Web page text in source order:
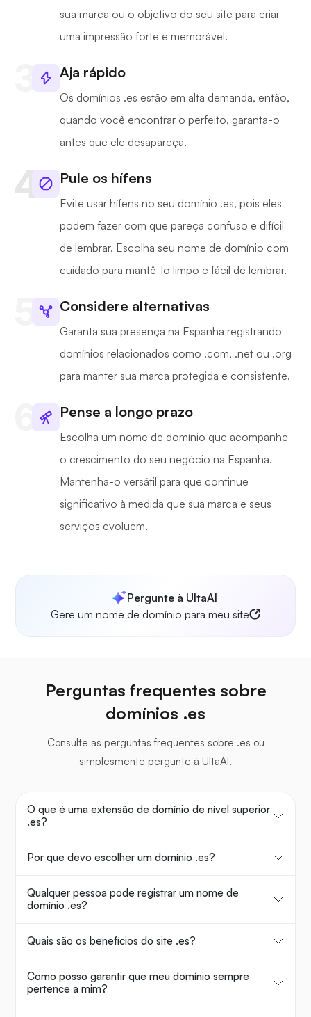
sua marca ou o objetivo do seu site para criar
uma impressão forte e memorável.
Aja rápido
Os domínios .es estão em alta demanda, então,
quando você encontrar o perfeito, garanta-o
antes que ele desapareça.
Pule os hífens
Evite usar hífens no seu domínio .es, pois eles
podem fazer com que pareça confuso e difícil
de lembrar. Escolha seu nome de domínio com
cuidado para mantê-lo limpo e fácil de lembrar.
Considere alternativas
Garanta sua presença na Espanha registrando
domínios relacionados como .com, .net ou .org
para manter sua marca protegida e consistente.
Pense a longo prazo
Escolha um nome de domínio que acompanhe
o crescimento do seu negócio na Espanha.
Mantenha-o versátil para que continue
significativo à medida que sua marca e seus
serviços evoluem.
Pergunte à UltaAI
Gere um nome de domínio para meu site
Perguntas frequentes sobre
domínios .es
Consulte as perguntas frequentes sobre .es ou
simplesmente pergunte à UltaAI.
O que é uma extensão de domínio de nível superior
.es?
Por que devo escolher um domínio .es?
Qualquer pessoa pode registrar um nome de
domínio .es?
Quais são os benefícios do site .es?
Como posso garantir que meu domínio sempre
pertence a mim?